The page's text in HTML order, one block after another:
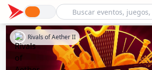
Rivals of Aether II